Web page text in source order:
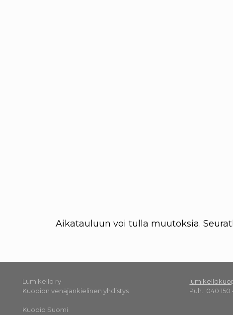
Aikatauluun voi tulla muutoksia.
Lumikello ry
Kuopion venäjänkielinen yhdistys
Kuopio Suomi
Puh.: 040 150